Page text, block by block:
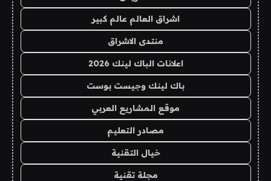
اشراق العالم عالم كبير
منتدى الاشراق
اعلانات الباك لينك 2026
باك لينك وجيست بوست
موقع المشاريع العربي
مصادر التعليم
خيال التقنية
مجلة تقنية